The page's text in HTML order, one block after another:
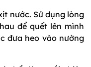
nước. Sử dụng lòng
để quết lên mình
đưa heo vào nướng